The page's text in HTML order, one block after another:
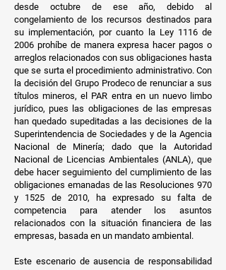
desde octubre de ese año, debido al
congelamiento de los recursos destinados para
su implementación, por cuanto la Ley 1116 de
2006 prohíbe de manera expresa hacer pagos o
arreglos relacionados con sus obligaciones hasta
que se surta el procedimiento administrativo. Con
la decisión del Grupo Prodeco de renunciar a sus
títulos mineros, el PAR entra en un nuevo limbo
jurídico, pues las obligaciones de las empresas
han quedado supeditadas a las decisiones de la
Superintendencia de Sociedades y de la Agencia
Nacional de Minería; dado que la Autoridad
Nacional de Licencias Ambientales (ANLA), que
debe hacer seguimiento del cumplimiento de las
obligaciones emanadas de las Resoluciones 970
y 1525 de 2010, ha expresado su falta de
competencia para atender los asuntos
relacionados con la situación financiera de las
empresas, basada en un mandato ambiental.
Este escenario de ausencia de responsabilidad